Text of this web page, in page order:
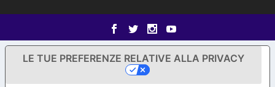
LE TUE PREFERENZE RELATIVE ALLA PRIVACY